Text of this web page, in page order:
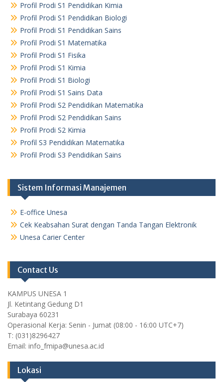
Profil Prodi S1 Pendidikan Kimia
Profil Prodi S1 Pendidikan Biologi
Profil Prodi S1 Pendidikan Sains
Profil Prodi S1 Matematika
Profil Prodi S1 Fisika
Profil Prodi S1 Kimia
Profil Prodi S1 Biologi
Profil Prodi S1 Sains Data
Profil Prodi S2 Pendidikan Matematika
Profil Prodi S2 Pendidikan Sains
Profil Prodi S2 Kimia
Profil S3 Pendidikan Matematika
Profil Prodi S3 Pendidikan Sains
Sistem Informasi Manajemen
E-office Unesa
Cek Keabsahan Surat dengan Tanda Tangan Elektronik
Unesa Carier Center
Contact Us
KAMPUS UNESA 1
Jl. Ketintang Gedung D1
Surabaya 60231
Operasional Kerja: Senin - Jumat (08:00 - 16:00 UTC+7)
T: (031)8296427
Email: info_fmipa@unesa.ac.id
Lokasi